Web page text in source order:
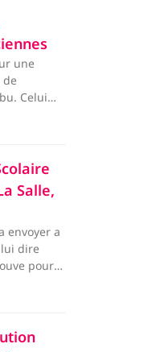
une
de
Celui
court
Salle,
envoyer a
dire
pour